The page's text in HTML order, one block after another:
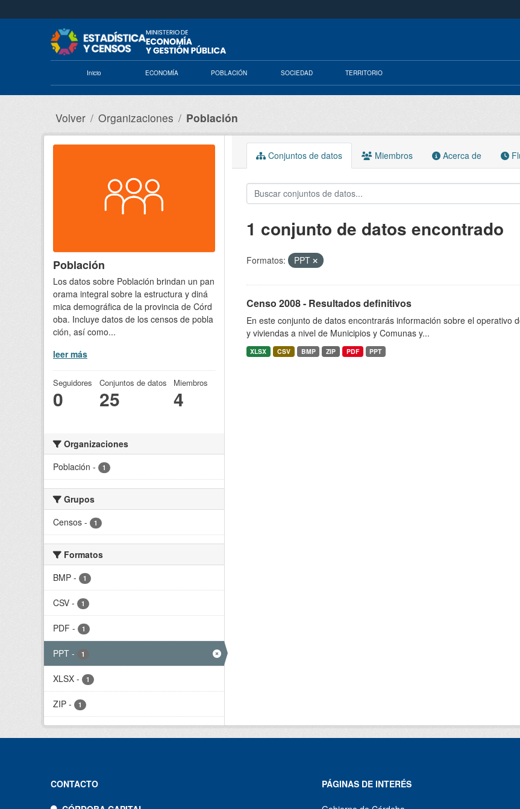
Inicio ECONOMÍA POBLACIÓN SOCIEDAD TERRITORIO
Volver Organizaciones Población
Población
Los datos sobre Población brindan un pan
orama integral sobre la estructura y diná
mica demográfica de la provincia de Córd
oba. Incluye datos de los censos de pobla
ción, así como...
leer más
Seguidores
0
Conjuntos de datos
25
Miembros
4
Organizaciones
Población - 1
Grupos
Censos - 1
Formatos
BMP - 1
CSV - 1
PDF - 1
PPT - 1
XLSX - 1
ZIP - 1
Conjuntos de datos Miembros Acerca de
1 conjunto de datos encontrado
Formatos: PPT
Censo 2008 - Resultados definitivos
En este conjunto de datos encontrarás información sobre el operativo
y viviendas a nivel de Municipios y Comunas y...
XLSX CSV BMP ZIP PDF PPT
CONTACTO PÁGINAS DE INTERÉS